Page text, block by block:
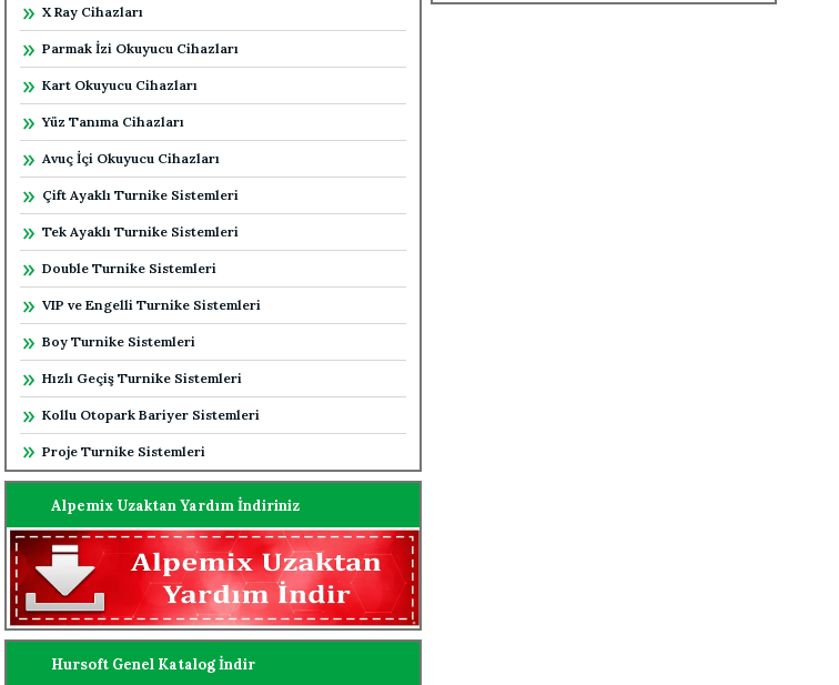
X Ray Cihazları
Parmak İzi Okuyucu Cihazları
Kart Okuyucu Cihazları
Yüz Tanıma Cihazları
Avuç İçi Okuyucu Cihazları
Çift Ayaklı Turnike Sistemleri
Tek Ayaklı Turnike Sistemleri
Double Turnike Sistemleri
VIP ve Engelli Turnike Sistemleri
Boy Turnike Sistemleri
Hızlı Geçiş Turnike Sistemleri
Kollu Otopark Bariyer Sistemleri
Proje Turnike Sistemleri
Alpemix Uzaktan Yardım İndiriniz
Hursoft Genel Katalog İndir